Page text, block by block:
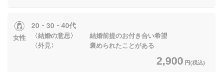
女性
20・30・40代
〈結婚の意思〉 結婚前提のお付き合い希望
〈外見〉 褒められたことがある
2,900 円(税込)